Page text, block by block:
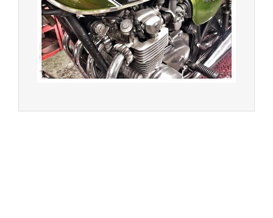
Garage Motos et Scooters depuis 20 ans à votre
service entre Saint Germain en Laye et Poissy
Achat de motos et scooters - Dépôt vente - Réparation
- Concessionnaire Voge - Concessionnaire
Multimarques
agence conseil en communication digitale